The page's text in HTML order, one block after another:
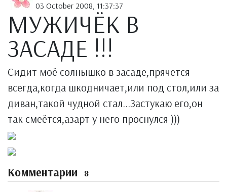
03 October 2008, 11:37:37
МУЖИЧЁК В
ЗАСАДЕ !!!
Сидит моё солнышко в засаде,прячется
всегда,когда шкодничает,или под стол,или за
диван,такой чудной стал...Застукаю его,он
так смеётся,азарт у него проснулся )))
Комментарии 8